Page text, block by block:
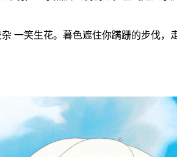
一笑生花。暮色遮住你蹒跚的步伐，